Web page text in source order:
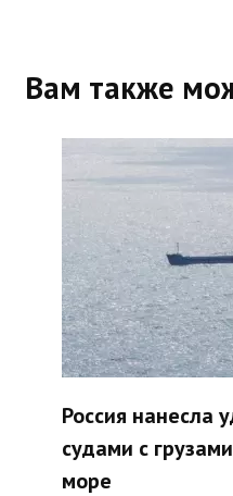
Вам также
Россия нанесла
судами с
море